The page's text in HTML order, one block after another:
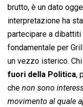
brutto, è un dato
interpretazione ha
partecipare a dibattiti
fondamentale per
un vezzo isterico.
fuori della Politica,
che non sono
movimento al quale